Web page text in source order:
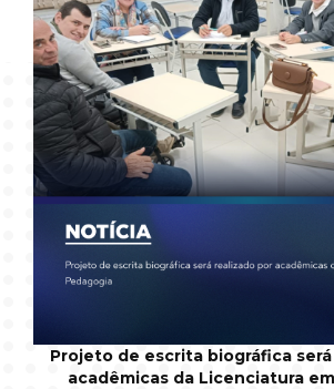
Projeto de escrita biográfica
acadêmicas da Licenciatura